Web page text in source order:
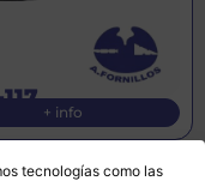
tecnologías como las
+ info